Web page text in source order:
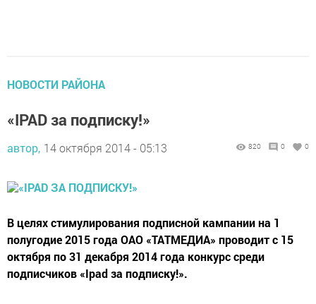
НОВОСТИ РАЙОНА
«IPAD за подписку!»
автор, 14 октября 2014 - 05:13 820 0 0
В целях стимулирования подписной кампании на 1
полугодие 2015 года ОАО «ТАТМЕДИА» проводит с 15
октября по 31 декабря 2014 года конкурс среди
подписчиков «Ipad за подписку!».